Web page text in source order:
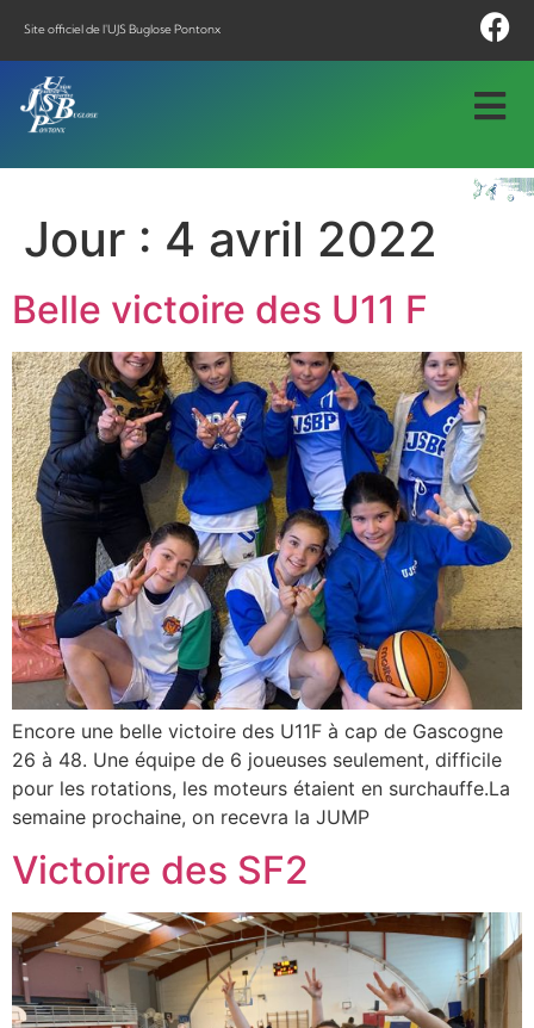
Site officiel de l'UJS Buglose Pontonx
Jour : 4 avril 2022
Belle victoire des U11 F
Encore une belle victoire des U11F à cap de Gascogne
26 à 48. Une équipe de 6 joueuses seulement, difficile
pour les rotations, les moteurs étaient en surchauffe.La
semaine prochaine, on recevra la JUMP
Victoire des SF2